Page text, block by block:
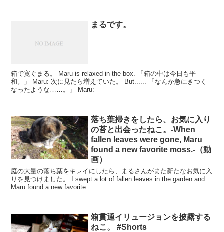
まるです。
箱で寛ぐまる。 Maru is relaxed in the box. 「箱の中は今日も平
和。」 Maru: 次に見たら増えていた。 But...... 「なんか急にきつく
なったような……。」 Maru:
落ち葉掃きをしたら、お気に入り
の苔と出会ったねこ。-When
fallen leaves were gone, Maru
found a new favorite moss.-（動
画）
庭の大量の落ち葉をキレイにしたら、まるさんがまた新たなお気に入
りを見つけました。 I swept a lot of fallen leaves in the garden and
Maru found a new favorite.
箱貫通イリュージョンを披露する
ねこ。 #Shorts